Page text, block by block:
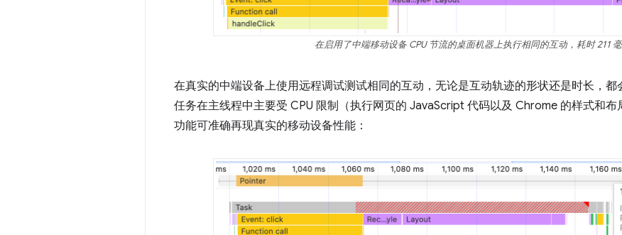
在启用了中端移动设备 CPU 节流的桌面机器上执行相同的互动，耗时 211 毫
在真实的中端设备上使用远程调试测试相同的互动，无论是互动轨迹的形状还是时长，
任务在主线程中主要受 CPU 限制（执行网页的 JavaScript 代码以及 Chrome 的样式和
功能可准确再现真实的移动设备性能：